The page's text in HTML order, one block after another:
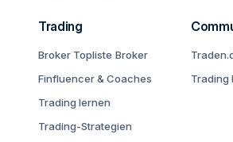
Trading
Broker Topliste Broker
Finfluencer & Coaches
Trading lernen
Trading-Strategien
Trading